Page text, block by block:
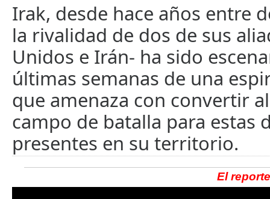
Irak, desde hace años entre
la rivalidad de dos de sus
Unidos e Irán- ha sido
últimas semanas de una
que amenaza con convertir
campo de batalla para estas
presentes en su territorio.
El